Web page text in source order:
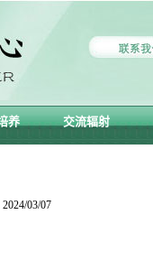
养 交流辐射
03/07